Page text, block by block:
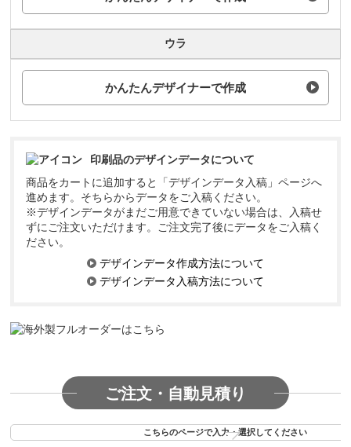
ウラ
かんたんデザイナーで作成
印刷品のデザインデータについて
商品をカートに追加すると「デザインデータ入稿」ページへ
進めます。そちらからデータをご入稿ください。
※デザインデータがまだご用意できていない場合は、入稿せ
ずにご注文いただけます。ご注文完了後にデータをご入稿く
ださい。
デザインデータ作成方法について
デザインデータ入稿方法について
ご注文・自動見積り
こちらのページで入力・選択してください